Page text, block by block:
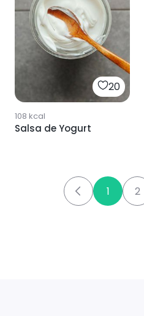
20
108 kcal
Salsa de Yogurt
1 2